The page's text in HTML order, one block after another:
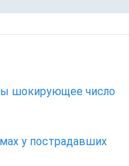
шокирующее число
у пострадавших